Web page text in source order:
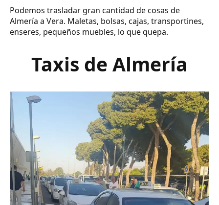
Podemos trasladar gran cantidad de cosas de
Almería a Vera. Maletas, bolsas, cajas, transportines,
enseres, pequeños muebles, lo que quepa.
Taxis de Almería